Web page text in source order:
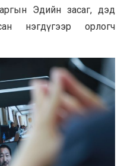
Эдийн засаг, дэд
нэгдүгээр орлогч